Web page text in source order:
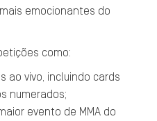
emocionantes do
como:
ao vivo, incluindo cards
numerados;
evento de MMA do